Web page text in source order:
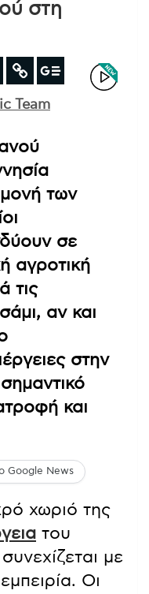
στη
Team
των
σε
αγροτική
τις
αν και
στην
και
Google News
χωριό της
του
με
Οι